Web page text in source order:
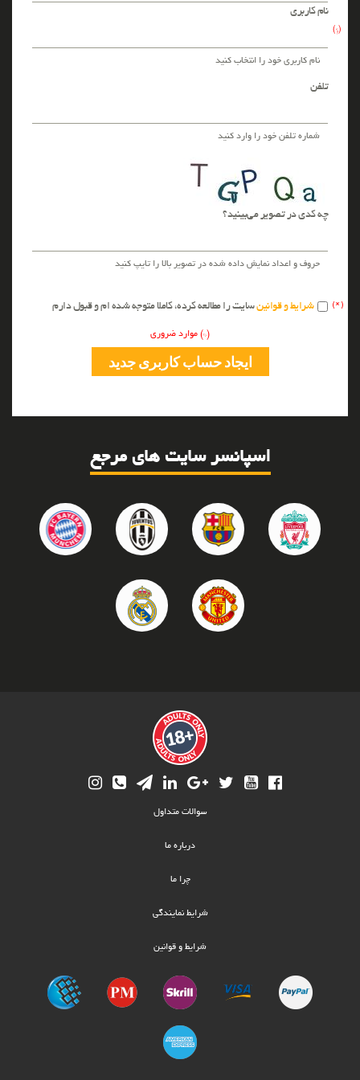
نام کاربری
نام کاربری خود را انتخاب کنید
(*)
تلفن
شماره تلفن خود را وارد کنید
چه کدی در تصویر می‌بینید؟
حروف و اعداد نمایش داده شده در تصویر بالا را تایپ کنید
شرایط و قوانینسایت را مطالعه کرده، کاملا متوجه شده ام و قبول دارم
(*) موارد ضروری
اسپانسر سایت های مرجع
سوالات متداول
درباره ما
چرا ما
شرایط نمایندگی
شرایط و قوانین